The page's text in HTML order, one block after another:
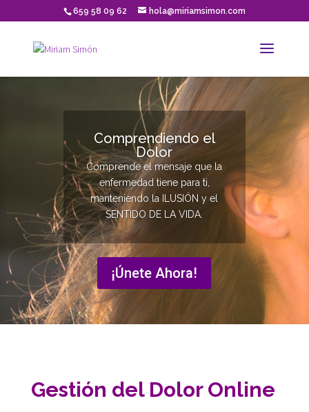
659 58 09 62 hola@miriamsimon.com
Comprendiendo el
Dolor
Comprende el mensaje que la
enfermedad tiene para ti,
manteniendo la ILUSIÓN y el
SENTIDO DE LA VIDA.
¡Únete Ahora!
Gestión del Dolor Online